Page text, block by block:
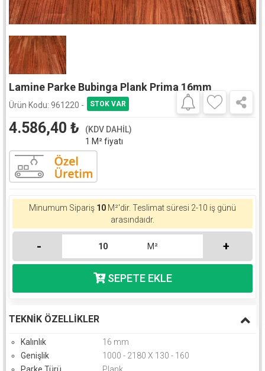
Lamine Parke Bubinga Plank Prima 16mm
Ürün Kodu: 961220 -
4.586,40 ₺
(KDV DAHİL)
1 M² fiyatı
Minumum Sipariş 10 M²'dir. Teslimat süresi 2-10 iş günü
arasındaıdr.
- M² +
TEKNIK ÖZELLIKLER
Kalınlık
16 mm
Genişlik
1000 - 2180 X 130 - 160
Parke Türü
Plank